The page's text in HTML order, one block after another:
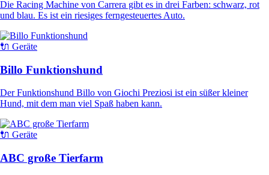
Die Racing Machine von Carrera gibt es in drei Farben: schwarz, rot
und blau. Es ist ein riesiges ferngesteuertes Auto.
🔌 Geräte
Billo Funktionshund
Der Funktionshund Billo von Giochi Preziosi ist ein süßer kleiner
Hund, mit dem man viel Spaß haben kann.
🔌 Geräte
ABC große Tierfarm